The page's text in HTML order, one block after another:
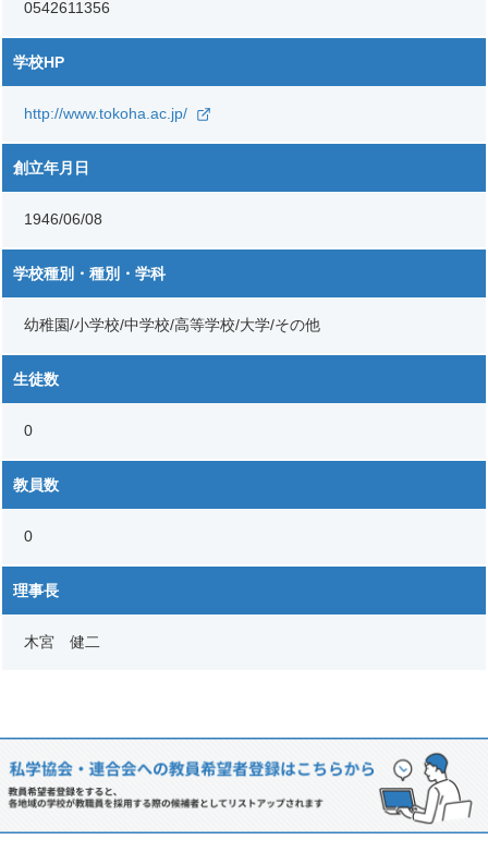
0542611356
学校HP
http://www.tokoha.ac.jp/
創立年月日
1946/06/08
学校種別・種別・学科
幼稚園/小学校/中学校/高等学校/大学/その他
生徒数
0
教員数
0
理事長
木宮 健二